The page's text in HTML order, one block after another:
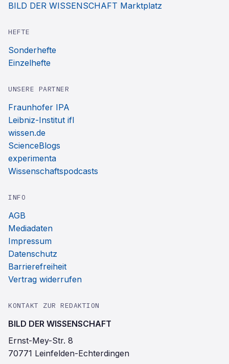
BILD DER WISSENSCHAFT Marktplatz
HEFTE
Sonderhefte
Einzelhefte
UNSERE PARTNER
Fraunhofer IPA
Leibniz-Institut ifl
wissen.de
ScienceBlogs
experimenta
Wissenschaftspodcasts
INFO
AGB
Mediadaten
Impressum
Datenschutz
Barrierefreiheit
Vertrag widerrufen
KONTAKT ZUR REDAKTION
BILD DER WISSENSCHAFT
Ernst-Mey-Str. 8
70771 Leinfelden-Echterdingen